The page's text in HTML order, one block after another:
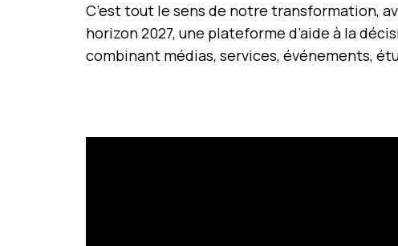
C’est tout le sens de notre transformation,
horizon 2027, une plateforme d’aide à la
combinant médias, services, événements,